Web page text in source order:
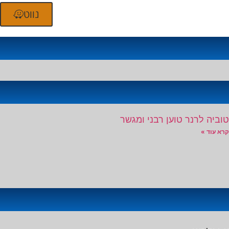
נווט
טוביה לרנר טוען רבני ומגשר
קרא עוד »